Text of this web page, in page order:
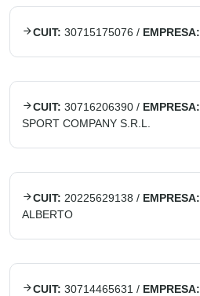
CUIT: 30715175076 / EMPRESA:
CUIT: 30716206390 / EMPRESA:
SPORT COMPANY S.R.L.
CUIT: 20225629138 / EMPRESA:
ALBERTO
CUIT: 30714465631 / EMPRESA: